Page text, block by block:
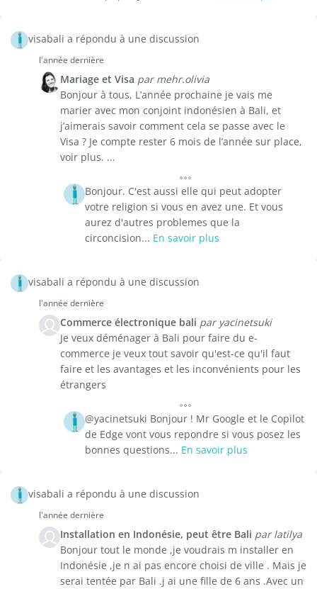
visabali a répondu à une discussion
l'année dernière
Mariage et Visa par mehr.olivia
Bonjour à tous, L’année prochaine je vais me
marier avec mon conjoint indonésien à Bali, et
j’aimerais savoir comment cela se passe avec le
Visa ? Je compte rester 6 mois de l’année sur place,
voir plus. ...
Bonjour. C'est aussi elle qui peut adopter
votre religion si vous en avez une. Et vous
aurez d'autres problemes que la
circoncision... En savoir plus
visabali a répondu à une discussion
l'année dernière
Commerce électronique bali par yacinetsuki
Je veux déménager à Bali pour faire du e-
commerce je veux tout savoir qu'est-ce qu'il faut
faire et les avantages et les inconvénients pour les
étrangers
@yacinetsuki Bonjour ! Mr Google et le Copilot
de Edge vont vous repondre si vous posez les
bonnes questions... En savoir plus
visabali a répondu à une discussion
l'année dernière
Installation en Indonésie, peut être Bali par latilya
Bonjour tout le monde ,je voudrais m installer en
Indonésie ,je n ai pas encore choisi de ville . Mais je
serai tentée par Bali .j ai une fille de 6 ans .Avec un